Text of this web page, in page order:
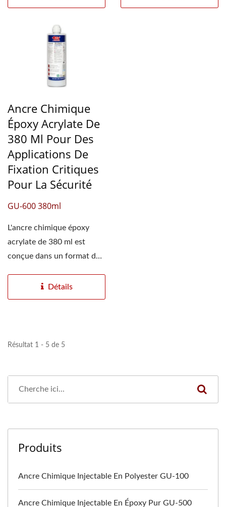
Ancre Chimique
Époxy Acrylate De
380 Ml Pour Des
Applications De
Fixation Critiques
Pour La Sécurité
GU-600 380ml
L'ancre chimique époxy
acrylate de 380 ml est
conçue dans un format de
Détails
Résultat 1 - 5 de 5
Produits
Ancre Chimique Injectable En Polyester GU-100
Ancre Chimique Injectable En Époxy Pur GU-500